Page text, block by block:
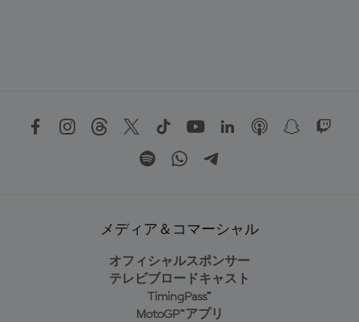
メディア＆コマーシャル
オフィシャルスポンサー
テレビブロードキャスト
TimingPass™
MotoGP™アプリ